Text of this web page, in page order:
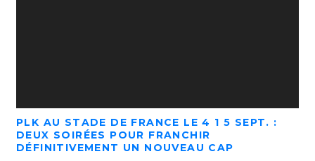
PLK AU STADE DE FRANCE LE 4 1 5 SEPT. :
DEUX SOIRÉES POUR FRANCHIR
DÉFINITIVEMENT UN NOUVEAU CAP